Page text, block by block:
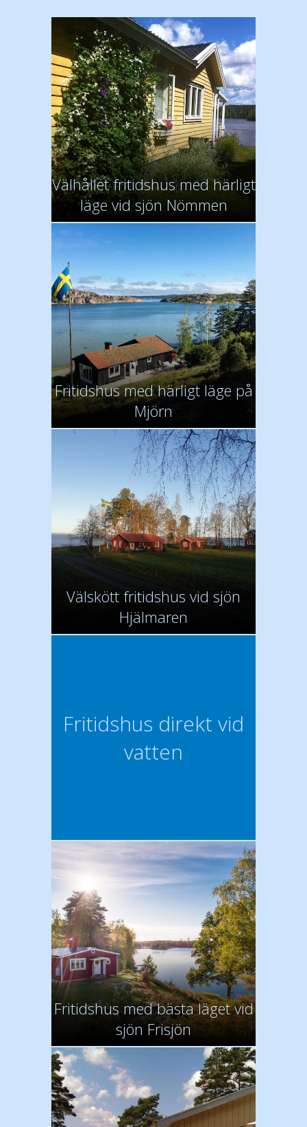
Välhållet fritidshus med härligt
läge vid sjön Nömmen
Fritidshus med härligt läge på
Mjörn
Välskött fritidshus vid sjön
Hjälmaren
Fritidshus direkt vid
vatten
Fritidshus med bästa läget vid
sjön Frisjön